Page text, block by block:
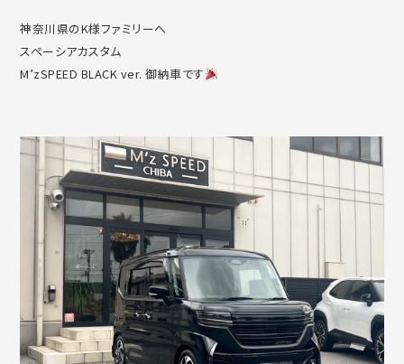
神奈川県のK様ファミリーへ
スペーシアカスタム
M’zSPEED BLACK ver. 御納車です